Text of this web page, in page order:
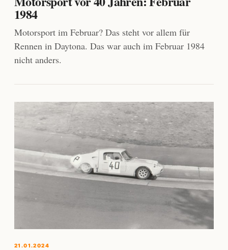
1984
Motorsport im Februar? Das steht vor allem für
Rennen in Daytona. Das war auch im Februar 1984
nicht anders.
21.01.2024